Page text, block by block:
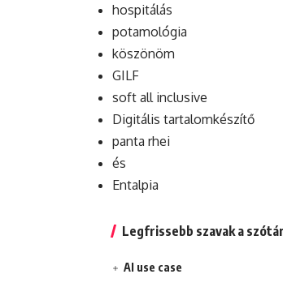
hospitálás
potamológia
köszönöm
GILF
soft all inclusive
Digitális tartalomkészítő
panta rhei
és
Entalpia
Legfrissebb szavak a
AI use case